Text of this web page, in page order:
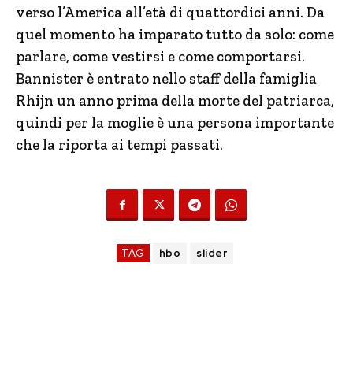
verso l’America all’età di quattordici anni. Da
quel momento ha imparato tutto da solo: come
parlare, come vestirsi e come comportarsi.
Bannister è entrato nello staff della famiglia
Rhijn un anno prima della morte del patriarca,
quindi per la moglie è una persona importante
che la riporta ai tempi passati.
TAG hbo slider